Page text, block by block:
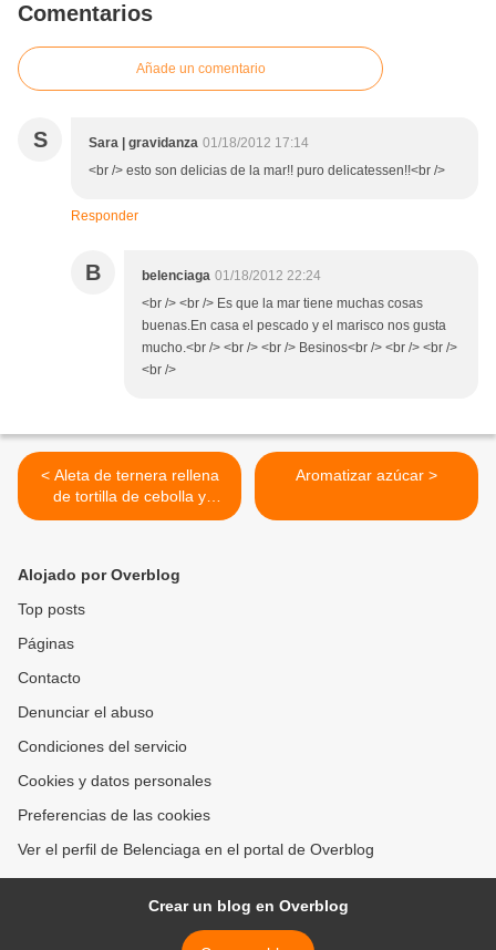
Comentarios
Añade un comentario
S Sara | gravidanza 01/18/2012 17:14
<br /> esto son delicias de la mar!! puro delicatessen!!<br />
Responder
B belenciaga 01/18/2012 22:24
<br /> <br /> Es que la mar tiene muchas cosas
buenas.En casa el pescado y el marisco nos gusta
mucho.<br /> <br /> <br /> Besinos<br /> <br /> <br />
<br />
< Aleta de ternera rellena
de tortilla de cebolla y
pimientos asados
Aromatizar azúcar >
Alojado por Overblog
Top posts
Páginas
Contacto
Denunciar el abuso
Condiciones del servicio
Cookies y datos personales
Preferencias de las cookies
Ver el perfil de Belenciaga en el portal de Overblog
Crear un blog en Overblog